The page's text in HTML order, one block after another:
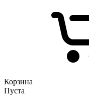
Корзина
Пуста